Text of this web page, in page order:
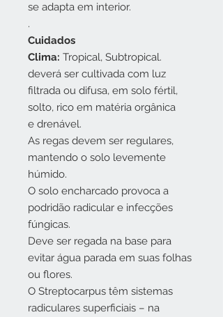
se adapta em interior.
.
Cuidados
Clima: Tropical, Subtropical.
deverá ser cultivada com luz
filtrada ou difusa, em solo fértil,
solto, rico em matéria orgânica
e drenável.
As regas devem ser regulares,
mantendo o solo levemente
húmido.
O solo encharcado provoca a
podridão radicular e infecções
fúngicas.
Deve ser regada na base para
evitar água parada em suas folhas
ou flores.
O Streptocarpus têm sistemas
radiculares superficiais – na